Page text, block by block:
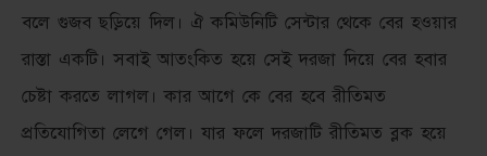
বলে গুজব ছড়িয়ে দিল। ঐ কমিউনিটি সেন্টার থেকে বের হওয়ার
রাস্তা একটি। সবাই আতংকিত হয়ে সেই দরজা দিয়ে বের হবার
চেষ্টা করতে লাগল। কার আগে কে বের হবে রীতিমত
প্রতিযোগিতা লেগে গেল। যার ফলে দরজাটি রীতিমত ব্লক হয়ে